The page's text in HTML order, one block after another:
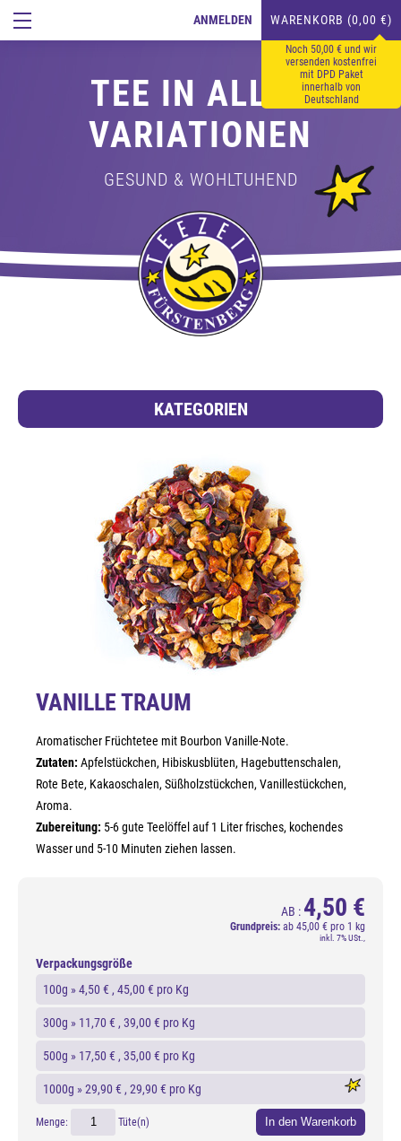
ANMELDEN WARENKORB (0,00 €)
Noch 50,00 € und wir
versenden kostenfrei
mit DPD Paket
innerhalb von
Deutschland
TEE IN ALLEN
VARIATIONEN
GESUND & WOHLTUHEND
KATEGORIEN
VANILLE TRAUM
Aromatischer Früchtetee mit Bourbon Vanille-Note.
Zutaten: Apfelstückchen, Hibiskusblüten, Hagebuttenschalen,
Rote Bete, Kakaoschalen, Süßholzstückchen, Vanillestückchen,
Aroma.
Zubereitung: 5-6 gute Teelöffel auf 1 Liter frisches, kochendes
Wasser und 5-10 Minuten ziehen lassen.
AB : 4,50 €
Grundpreis: ab 45,00 € pro 1 kg
inkl. 7% USt.,
Verpackungsgröße
100g »4,50 € , 45,00 € pro Kg
300g » 11,70 € , 39,00 € pro Kg
500g » 17,50 € , 35,00 € pro Kg
1000g »29,90 € , 29,90 € pro Kg
Menge: Tüte(n) In den Warenkorb